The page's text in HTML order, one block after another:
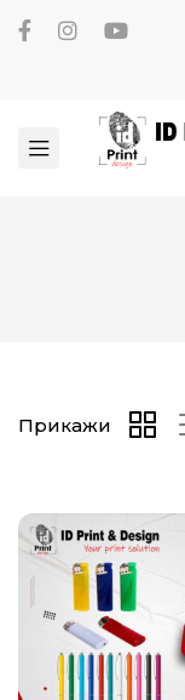
Прикажи